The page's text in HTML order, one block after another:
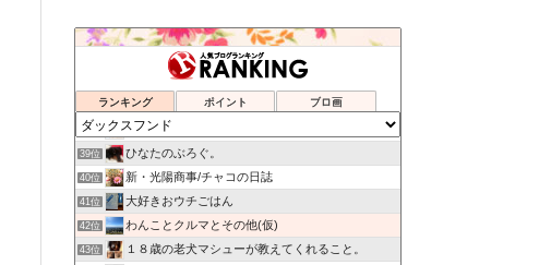
ランキング ポイント ブロ画
ハッピー＆サンディーの日々
Mum's Diary
37位 くうたろうのお外ごはん
38位 My Treasure
39位 ひなたのぶろぐ。
40位 新・光陽商事/チャコの日誌
41位 大好きおウチごはん
42位 わんことクルマとその他(仮)
43位 １８歳の老犬マシューが教えてくれること。